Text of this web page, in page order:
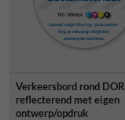
Verkeersbord rond DOR
reflecterend met eigen
ontwerp/opdruk